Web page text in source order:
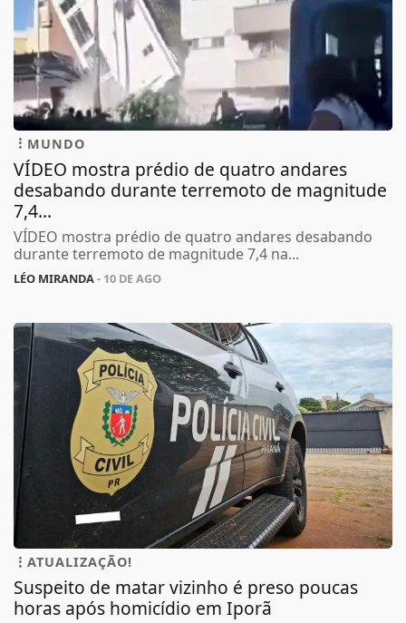
MUNDO
VÍDEO mostra prédio de quatro andares
desabando durante terremoto de magnitude
7,4...
VÍDEO mostra prédio de quatro andares desabando
durante terremoto de magnitude 7,4 na...
LÉO MIRANDA- 10 DE AGO
ATUALIZAÇÃO!
Suspeito de matar vizinho é preso poucas
horas após homicídio em Iporã